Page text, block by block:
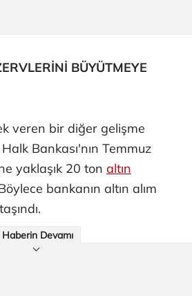
BÜYÜTMEYE
veren bir diğer gelişme
Bankası'nın Temmuz
yaklaşık 20 ton altın
bankanın altın alım
Haberin Devamı